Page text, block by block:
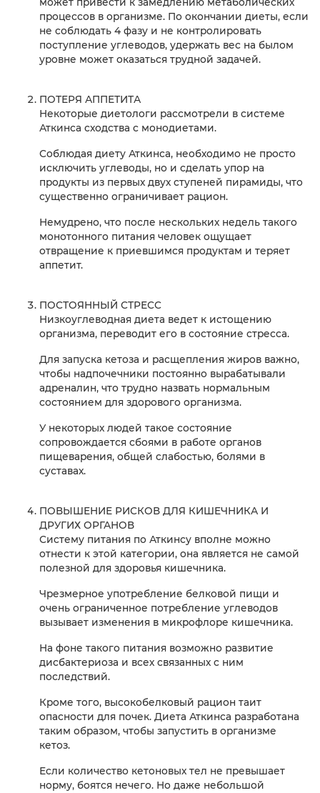
процессов в организме. По окончании диеты, если
не соблюдать 4 фазу и не контролировать
поступление углеводов, удержать вес на былом
уровне может оказаться трудной задачей.
ПОТЕРЯ АППЕТИТА
Некоторые диетологи рассмотрели в системе
Аткинса сходства с монодиетами.
Соблюдая диету Аткинса, необходимо не просто
исключить углеводы, но и сделать упор на
продукты из первых двух ступеней пирамиды, что
существенно ограничивает рацион.
Немудрено, что после нескольких недель такого
монотонного питания человек ощущает
отвращение к приевшимся продуктам и теряет
аппетит.
ПОСТОЯННЫЙ СТРЕСС
Низкоуглеводная диета ведет к истощению
организма, переводит его в состояние стресса.
Для запуска кетоза и расщепления жиров важно,
чтобы надпочечники постоянно вырабатывали
адреналин, что трудно назвать нормальным
состоянием для здорового организма.
У некоторых людей такое состояние
сопровождается сбоями в работе органов
пищеварения, общей слабостью, болями в
суставах.
ПОВЫШЕНИЕ РИСКОВ ДЛЯ КИШЕЧНИКА И
ДРУГИХ ОРГАНОВ
Систему питания по Аткинсу вполне можно
отнести к этой категории, она является не самой
полезной для здоровья кишечника.
Чрезмерное употребление белковой пищи и
очень ограниченное потребление углеводов
вызывает изменения в микрофлоре кишечника.
На фоне такого питания возможно развитие
дисбактериоза и всех связанных с ним
последствий.
Кроме того, высокобелковый рацион таит
опасности для почек. Диета Аткинса разработана
таким образом, чтобы запустить в организме
кетоз.
Если количество кетоновых тел не превышает
норму, боятся нечего. Но даже небольшой